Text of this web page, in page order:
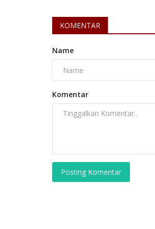
KOMENTAR
Name
Komentar
Posting Komentar
Pemkot